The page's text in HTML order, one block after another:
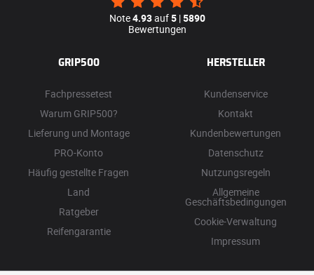
Note4.93auf5|5890
Bewertungen
GRIP500
Fachpressetest
Warum GRIP500?
Lieferung und Montage
PRO-Konto
Häufig gestellte Fragen
Land
Ratgeber
Reifengarantie
HERSTELLER
Kundenservice
Kontakt
Kundenbewertungen
Datenschutz
Nutzungsregeln
Allgemeine
Geschäftsbedingungen
Cookie-Verwaltung
Impressum